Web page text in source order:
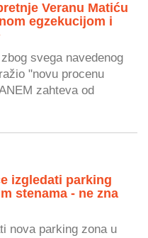
Veranu Matiću
egzekucijom i
svega navedenog
"novu procenu
zahteva od
izgledati parking
stenama - ne zna
nova parking zona u